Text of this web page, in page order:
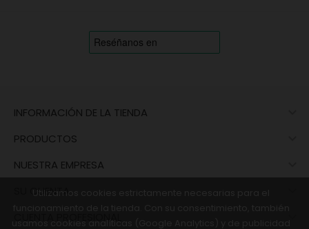
INFORMACIÓN DE LA TIENDA
Utilizamos cookies estrictamente necesarias para el
usamos cookies analíticas (Google Analytics) y de publicidad
PRODUCTOS
NUESTRA EMPRESA
SU CUENTA
CUENTA PROFESIONAL 